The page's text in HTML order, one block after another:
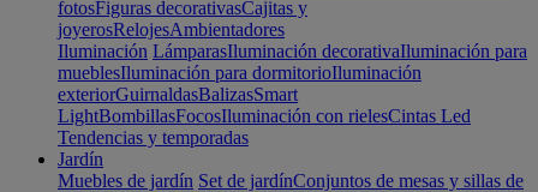
fotosFiguras decorativasCajitas y
joyerosRelojesAmbientadores
Iluminación LámparasIluminación decorativaIluminación para
mueblesIluminación para dormitorioIluminación
exteriorGuirnaldasBalizasSmart
LightBombillasFocosIluminación con rielesCintas Led
Tendencias y temporadas
Jardín
Muebles de jardín Set de jardínConjuntos de mesas y sillas de